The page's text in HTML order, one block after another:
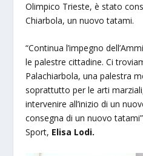
Olimpico Trieste, è stato
Chiarbola, un nuovo tatami.
“Continua l’impegno
le palestre cittadine. Ci
Palachiarbola, una palestra
soprattutto per le arti
intervenire all’inizio di un
consegna di un nuovo
Sport, Elisa Lodi.